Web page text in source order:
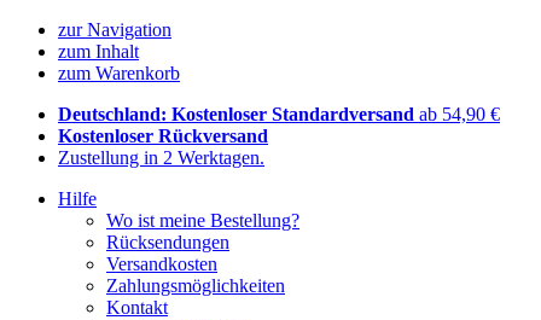
zur Navigation
zum Inhalt
zum Warenkorb
Deutschland: Kostenloser Standardversand ab 54,90 €
Kostenloser Rückversand
Zustellung in 2 Werktagen.
Hilfe
Wo ist meine Bestellung?
Rücksendungen
Versandkosten
Zahlungsmöglichkeiten
Kontakt